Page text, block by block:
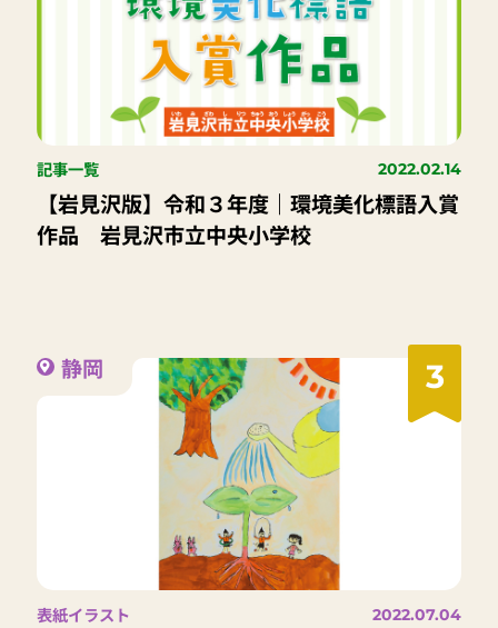
記事一覧 2022.02.14
【岩見沢版】令和３年度｜環境美化標語入賞
作品 岩見沢市立中央小学校
3
静岡
表紙イラスト 2022.07.04